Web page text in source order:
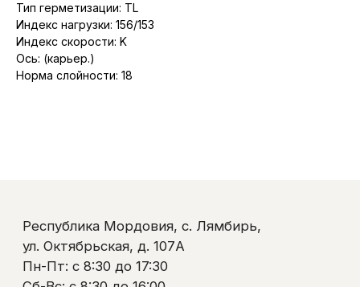
Тип герметизации: TL
Индекс нагрузки: 156/153
Индекс скорости: K
Ось: (карьер.)
Норма слойности: 18
Контакты
Полезно знать
Оплата и доставка
Обмен и возврат
Пользовательское соглашение
+7 (927) 979-00-19